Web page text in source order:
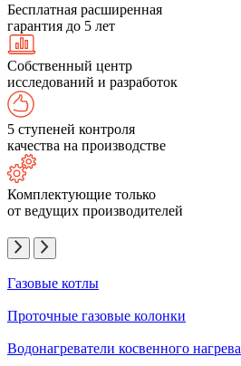
Бесплатная расширенная
гарантия до 5 лет
Собственный центр
исследований и разработок
5 ступеней контроля
качества на производстве
Комплектующие только
от ведущих производителей
Газовые котлы
Проточные газовые колонки
Водонагреватели косвенного нагрева